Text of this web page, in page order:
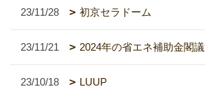
23/11/28 初京セラドーム
23/11/21 2024年の省エネ補助金閣議
23/10/18 LUUP